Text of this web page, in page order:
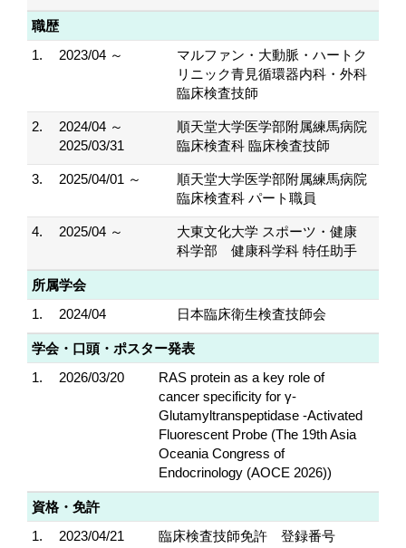
職歴
1.
2023/04 ～
マルファン・大動脈・ハートク
リニック青見循環器内科・外科
臨床検査技師
2.
2024/04 ～
2025/03/31
順天堂大学医学部附属練馬病院
臨床検査科 臨床検査技師
3. 2025/04/01 ～
順天堂大学医学部附属練馬病院
臨床検査科 パート職員
4. 2025/04 ～
大東文化大学 スポーツ・健康
科学部 健康科学科 特任助手
所属学会
1.
2024/04 日本臨床衛生検査技師会
学会・口頭・ポスター発表
1.
2026/03/20
RAS protein as a key role of
cancer specificity for γ-
Glutamyltranspeptidase -Activated
Fluorescent Probe (The 19th Asia
Oceania Congress of
Endocrinology (AOCE 2026))
資格・免許
1.
2023/04/21
臨床検査技師免許 登録番号